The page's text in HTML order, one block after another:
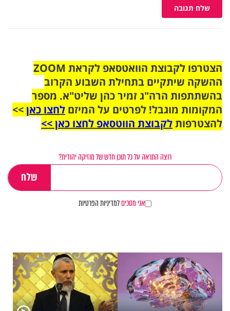
שלח תגובה
הצטרפו לקבוצת הוואטסאפ לקראת ZOOM
ההשקה שיתקיים בתחילת השבוע הקרוב
בהשתתפות הרה"ג זמיר כהן שליט"א. מספר
המקומות מוגבל! לפרטים על המיזם לחצו כאן>>
להצטרפותלקבוצת הווטסאפ לחצו כאן >>
רוצה התראה על כל תוכן חדש של מוזיקה יהודית?
אני מסכיםלמדיניות הפרטיות